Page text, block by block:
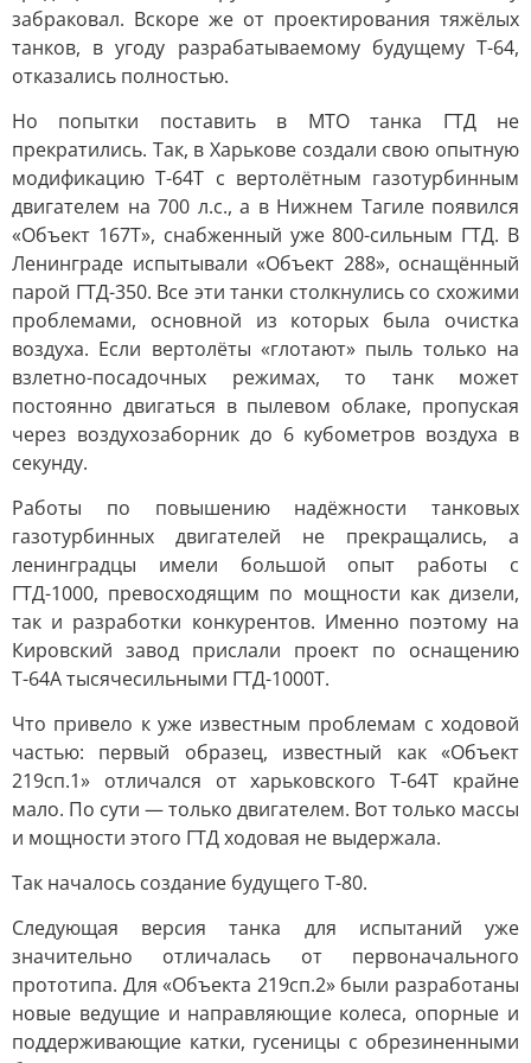
забраковал. Вскоре же от проектирования тяжёлых
танков, в угоду разрабатываемому будущему Т-64,
отказались полностью.
Но попытки поставить в МТО танка ГТД не
прекратились. Так, в Харькове создали свою опытную
модификацию Т-64Т с вертолётным газотурбинным
двигателем на 700 л.с., а в Нижнем Тагиле появился
«Объект 167Т», снабженный уже 800-сильным ГТД. В
Ленинграде испытывали «Объект 288», оснащённый
парой ГТД-350. Все эти танки столкнулись со схожими
проблемами, основной из которых была очистка
воздуха. Если вертолёты «глотают» пыль только на
взлетно-посадочных режимах, то танк может
постоянно двигаться в пылевом облаке, пропуская
через воздухозаборник до 6 кубометров воздуха в
секунду.
Работы по повышению надёжности танковых
газотурбинных двигателей не прекращались, а
ленинградцы имели большой опыт работы с
ГТД-1000, превосходящим по мощности как дизели,
так и разработки конкурентов. Именно поэтому на
Кировский завод прислали проект по оснащению
Т-64А тысячесильными ГТД-1000Т.
Что привело к уже известным проблемам с ходовой
частью: первый образец, известный как «Объект
219сп.1» отличался от харьковского Т-64Т крайне
мало. По сути — только двигателем. Вот только массы
и мощности этого ГТД ходовая не выдержала.
Так началось создание будущего Т-80.
Следующая версия танка для испытаний уже
значительно отличалась от первоначального
прототипа. Для «Объекта 219сп.2» были разработаны
новые ведущие и направляющие колеса, опорные и
поддерживающие катки, гусеницы с обрезиненными